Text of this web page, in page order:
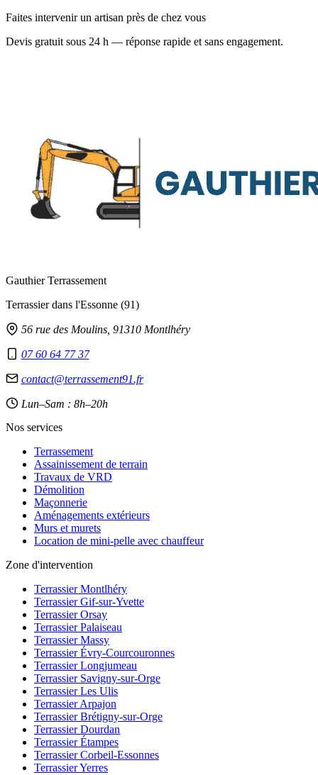
Faites intervenir un artisan près de chez vous
Devis gratuit sous 24 h — réponse rapide et sans engagement.
Gauthier Terrassement
Terrassier dans l'Essonne (91)
56 rue des Moulins, 91310 Montlhéry
07 60 64 77 37
contact@terrassement91.fr
Lun–Sam : 8h–20h
Nos services
Terrassement
Assainissement de terrain
Travaux de VRD
Démolition
Maçonnerie
Aménagements extérieurs
Murs et murets
Location de mini-pelle avec chauffeur
Zone d'intervention
Terrassier Montlhéry
Terrassier Gif-sur-Yvette
Terrassier Orsay
Terrassier Palaiseau
Terrassier Massy
Terrassier Évry-Courcouronnes
Terrassier Longjumeau
Terrassier Savigny-sur-Orge
Terrassier Les Ulis
Terrassier Arpajon
Terrassier Brétigny-sur-Orge
Terrassier Dourdan
Terrassier Étampes
Terrassier Corbeil-Essonnes
Terrassier Yerres